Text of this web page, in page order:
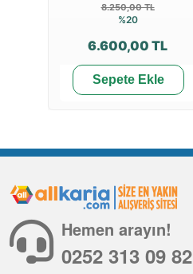
8.250,00 TL
%20
6.600,00 TL
Sepete Ekle
Hemen arayın!
0252 313 09 82